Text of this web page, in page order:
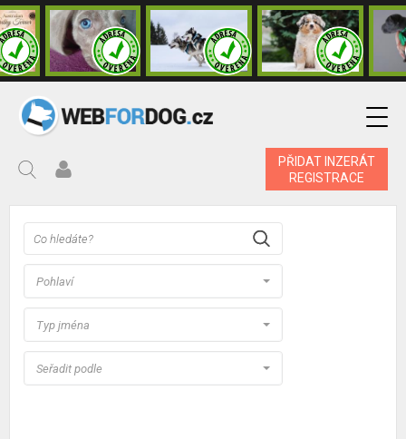
PŘIDAT INZERÁT
REGISTRACE
Pohlaví
Typ jména
Seřadit podle